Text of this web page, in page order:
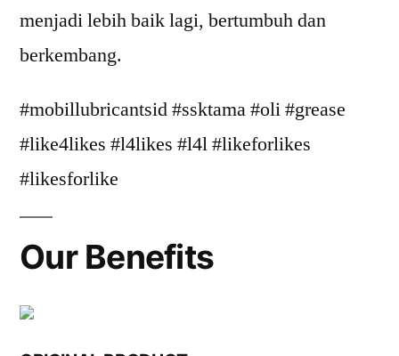
menjadi lebih baik lagi, bertumbuh dan
berkembang.
#mobillubricantsid #ssktama #oli #grease
#like4likes #l4likes #l4l #likeforlikes
#likesforlike
Our Benefits